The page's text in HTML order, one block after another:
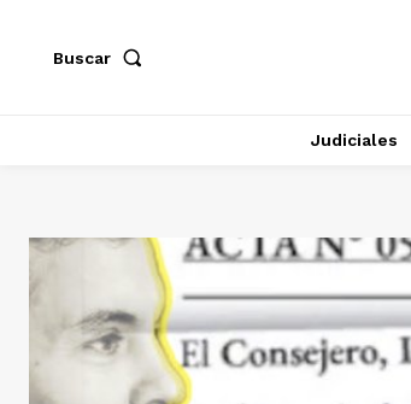
Buscar
Judiciales